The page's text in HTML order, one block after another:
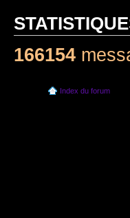
166154
Index du forum